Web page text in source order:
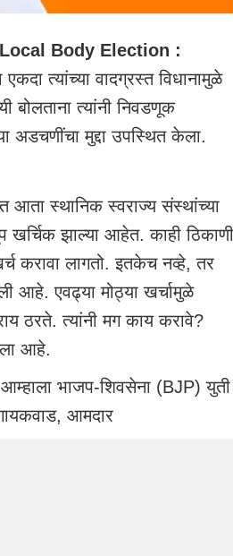
Body Election :
त्यांच्या वादग्रस्त विधानामुळे
बोलताना त्यांनी निवडणूक
अडचणींचा मुद्दा उपस्थित केला.
आता स्थानिक स्वराज्य संस्थांच्या
झाल्या आहेत. काही ठिकाणी
करावा लागतो. इतकेच नव्हे, तर
आहे. एवढ्या मोठ्या खर्चामुळे
ठरते. त्यांनी मग काय करावे?
आहे.
भाजप-शिवसेना (BJP) युती
आमदार